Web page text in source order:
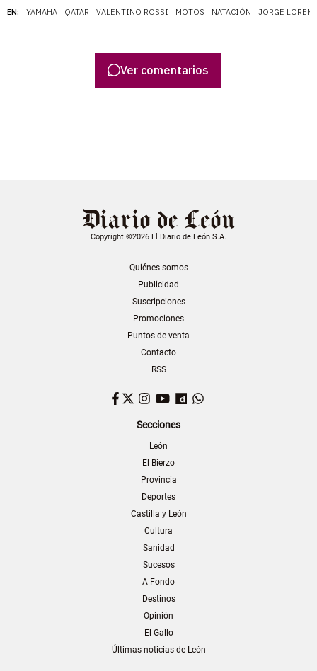
EN: YAMAHA QATAR VALENTINO ROSSI MOTOS NATACIÓN JORGE
Ver comentarios
Copyright ©2026 El Diario de León S.A.
Quiénes somos
Publicidad
Suscripciones
Promociones
Puntos de venta
Contacto
RSS
Facebook
TwitterInstagram
YouTubeDailymotion
Secciones
León
El Bierzo
Provincia
Deportes
Castilla y León
Cultura
Sanidad
Sucesos
A Fondo
Destinos
Opinión
El Gallo
Últimas noticias de León